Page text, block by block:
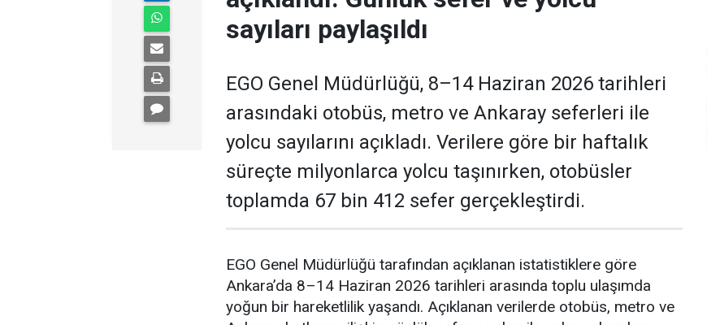
sayıları paylaşıldı
EGO Genel Müdürlüğü, 8–14 Haziran 2026 tarihleri
arasındaki otobüs, metro ve Ankaray seferleri ile
yolcu sayılarını açıkladı. Verilere göre bir haftalık
süreçte milyonlarca yolcu taşınırken, otobüsler
toplamda 67 bin 412 sefer gerçekleştirdi.
EGO Genel Müdürlüğü tarafından açıklanan istatistiklere göre
Ankara’da 8–14 Haziran 2026 tarihleri arasında toplu ulaşımda
yoğun bir hareketlilik yaşandı. Açıklanan verilerde otobüs, metro ve